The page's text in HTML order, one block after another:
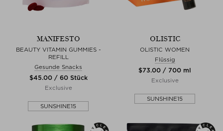
MANIFESTO
BEAUTY VITAMIN GUMMIES -
REFILL
Gesunde Snacks
$‌45.00 / 60 Stück
Exclusive
SUNSHINE15
OLISTIC
OLISTIC WOMEN
Flüssig
$‌73.00 / 700 ml
Exclusive
SUNSHINE15